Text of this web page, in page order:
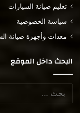
تعليم صيانة السيارات
سياسة الخصوصية
معدات وأجهزة صيانة
البحث داخل الموقع